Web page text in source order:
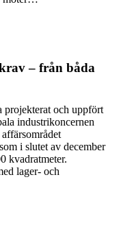
– från båda
och uppfört
industrikoncernen
i slutet av december
kvadratmeter.
lager- och